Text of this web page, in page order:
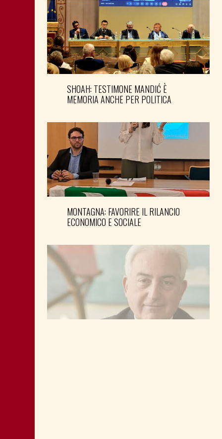
SHOAH: TESTIMONE MANDIĆ È
MEMORIA ANCHE PER POLITICA
MONTAGNA: FAVORIRE IL RILANCIO
ECONOMICO E SOCIALE